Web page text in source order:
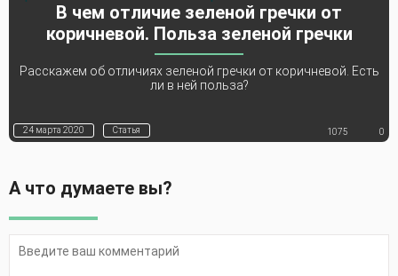
В чем отличие зеленой гречки от
коричневой. Польза зеленой гречки
Расскажем об отличиях зеленой гречки от коричневой. Есть
ли в ней польза?
24 марта 2020 Статья 1075 0
А что думаете вы?